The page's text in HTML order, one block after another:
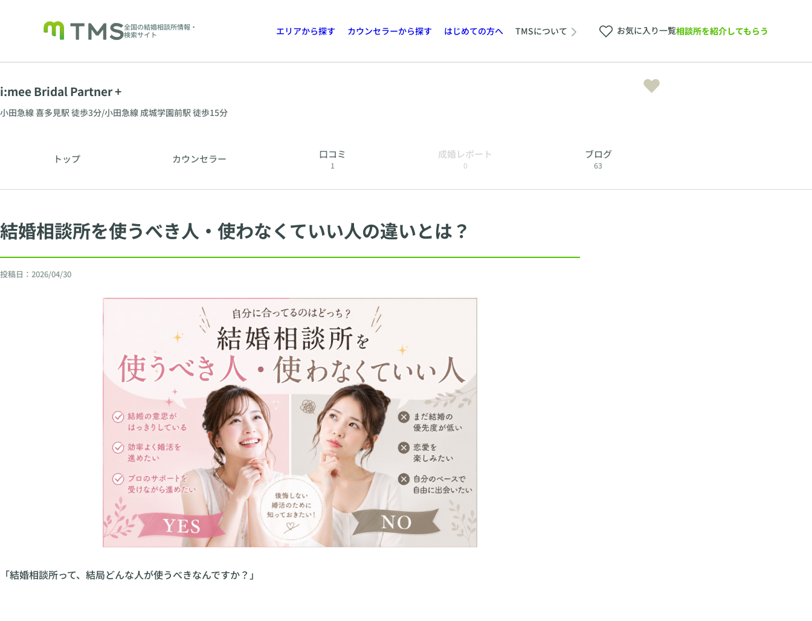
全国の結婚相談所情報・
検索サイト
エリアから探す カウンセラーから探す はじめての方へ TMSについて お気に入り一覧相談所を紹介してもらう
i:mee Bridal Partner +
小田急線 喜多見駅 徒歩3分/小田急線 成城学園前駅 徒歩15分
トップ カウンセラー 口コミ
1
成婚レポート
0
ブログ
63
結婚相談所を使うべき人・使わなくていい人の違いとは？
投稿日： 2026/04/30
「結婚相談所って、結局どんな人が使うべきなんですか？」